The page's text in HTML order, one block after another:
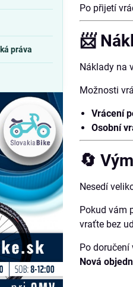
Po přijetí
📨
Náklady na
Možnosti
Vrácení
Osobní
🔄
Nesedí
Pokud vám
vraťte bez
Po
Nová
práva